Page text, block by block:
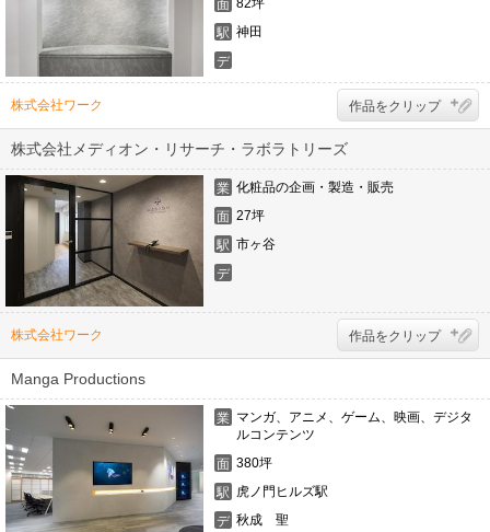
面
積
82坪
駅
神田
デ
ザ
ー
株式会社ワーク 作品をクリップ
株式会社メディオン・リサーチ・ラボラトリーズ
業
態
化粧品の企画・製造・販売
面
積
27坪
駅市ヶ谷
デ
イ
株式会社ワーク 作品をクリップ
Manga Productions
業
態
マンガ、アニメ、ゲーム、映画、デジタ
ルコンテンツ
面
積
380坪
駅虎ノ門ヒルズ駅
デ秋成 聖